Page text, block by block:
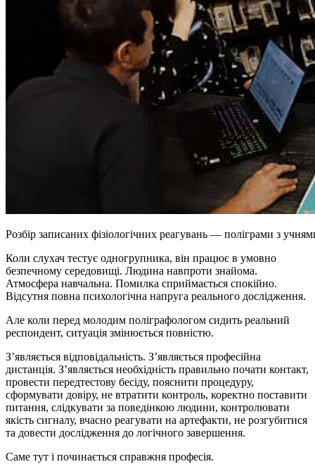
Розбір записаних фізіологічних реагувань — поліграми з
Коли слухач тестує одногрупника, він працює в умовно
безпечному середовищі. Людина навпроти знайома.
Атмосфера навчальна. Помилка сприймається спокійно.
Відсутня повна психологічна напруга реального дослідження.
Але коли перед молодим поліграфологом сидить реальний
респондент, ситуація змінюється повністю.
З’являється відповідальність. З’являється професійна
дистанція. З’являється необхідність правильно почати контакт,
провести передтестову бесіду, пояснити процедуру,
сформувати довіру, не втратити контроль, коректно поставити
питання, слідкувати за поведінкою людини, контролювати
якість сигналу, вчасно реагувати на артефакти, не розгубитися
та довести дослідження до логічного завершення.
Саме тут і починається справжня професія.